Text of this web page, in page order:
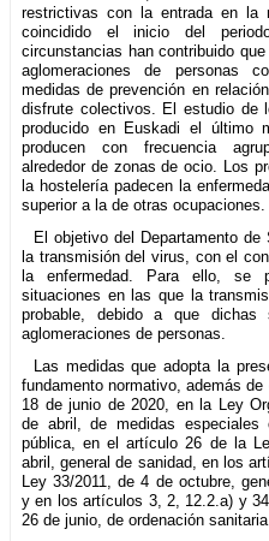
restrictivas con la entrada en la
coincidido el inicio del
circunstancias han contribuido
aglomeraciones de personas
medidas de prevención en
disfrute colectivos. El estudio de
producido en Euskadi el último
producen con frecuencia
alrededor de zonas de ocio. Los
la hostelería padecen la
superior a la de otras ocupaciones.
El objetivo del Departamento
la transmisión del virus, con el
la enfermedad. Para ello, se
situaciones en las que la
probable, debido a que dichas
aglomeraciones de personas.
Las medidas que adopta la
fundamento normativo, además
18 de junio de 2020, en la Ley
de abril, de medidas especiales
pública, en el artículo 26 de la
abril, general de sanidad, en los
Ley 33/2011, de 4 de octubre,
y en los artículos 3, 2, 12.2.a) y
26 de junio, de ordenación